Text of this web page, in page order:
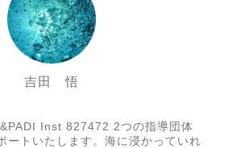
吉田 悟
Inst 827472 2つの指導団体
ートいたします。海に浸かっていれ